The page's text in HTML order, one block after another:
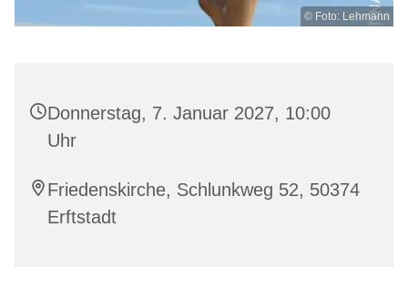
© Foto: Lehmann
Donnerstag, 7. Januar 2027, 10:00
Uhr
Friedenskirche, Schlunkweg 52, 50374
Erftstadt